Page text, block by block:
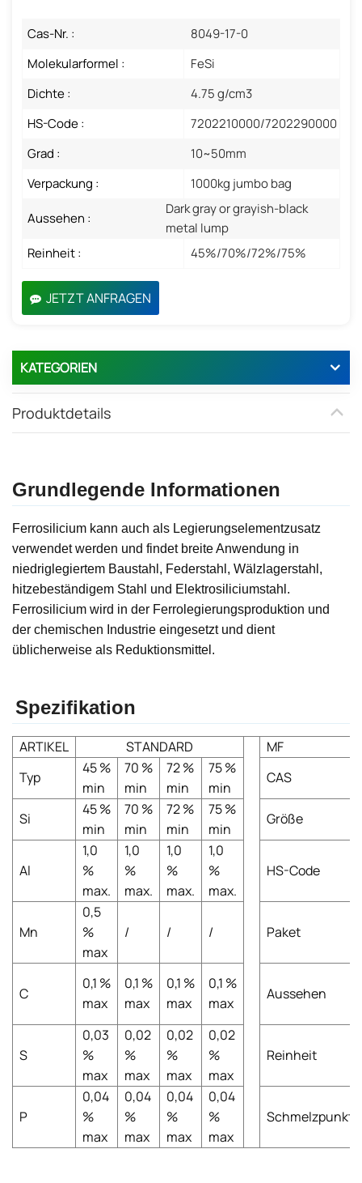
Cas-Nr. :
8049-17-0
Molekularformel :
FeSi
Dichte :
4.75 g/cm3
HS-Code :
7202210000/7202290000
Grad :
10~50mm
Verpackung :
1000kg jumbo bag
Aussehen :
Dark gray or grayish-black
metal lump
Reinheit :
45%/70%/72%/75%
JETZT ANFRAGEN
KATEGORIEN
Produktdetails
Grundlegende Informationen
Ferrosilicium kann auch als Legierungselementzusatz
verwendet werden und findet breite Anwendung in
niedriglegiertem Baustahl, Federstahl, Wälzlagerstahl,
hitzebeständigem Stahl und Elektrosiliciumstahl.
Ferrosilicium wird in der Ferrolegierungsproduktion und
der chemischen Industrie eingesetzt und dient
üblicherweise als Reduktionsmittel.
Spezifikation
ARTIKEL STANDARD
MF
Typ
45 %
min
70 %
min
72 %
min
75 %
min
CAS
Si
45 %
min
70 %
min
72 %
min
75 %
min
Größe
Al
1,0
%
max.
1,0
%
max.
1,0
%
max.
1,0
%
max.
HS-Code
Mn
0,5
%
max
/ / / Paket
C
0,1 %
max
0,1 %
max
0,1 %
max
0,1 %
max
Aussehen
S
0,03
%
max
0,02
%
max
0,02
%
max
0,02
%
max
Reinheit
P
0,04
%
max
0,04
%
max
0,04
%
max
0,04
%
max
Schmelzpunkt